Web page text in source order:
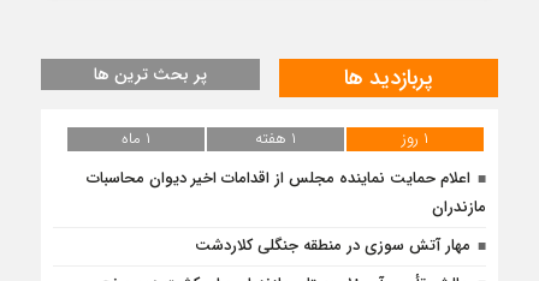
پربازدید ها پر بحث ترین ها
۱ روز ۱ هفته
۱ ماه
اعلام حمایت نماینده مجلس از اقدامات اخیر دیوان محاسبات
مازندران
مهار آتش سوزی در منطقه جنگلی کلاردشت